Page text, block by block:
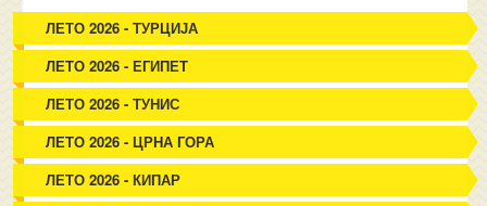
ЛЕТО 2026 - ТУРЦИЈА
ЛЕТО 2026 - ЕГИПЕТ
ЛЕТО 2026 - ТУНИС
ЛЕТО 2026 - ЦРНА ГОРА
ЛЕТО 2026 - КИПАР